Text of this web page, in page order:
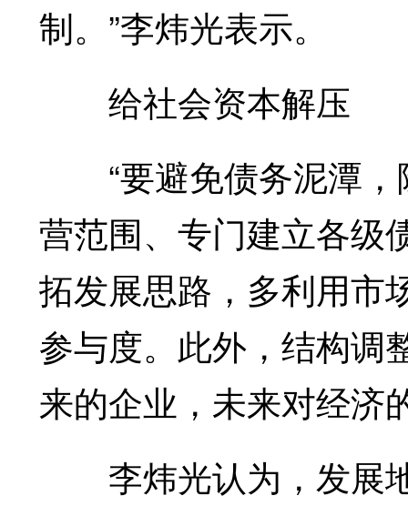
制。”李炜光表示。
给社会资本解压
“要避免债务泥潭，
营范围、专门建立各级
拓发展思路，多利用市
参与度。此外，结构调
来的企业，未来对经济
李炜光认为，发展